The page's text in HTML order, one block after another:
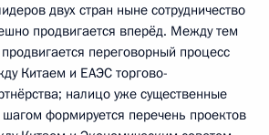
двух стран ныне сотрудничество
продвигается вперёд. Между тем
переговорный процесс
Китаем и ЕАЭС торгово-
налицо уже существенные
формируется перечень проектов